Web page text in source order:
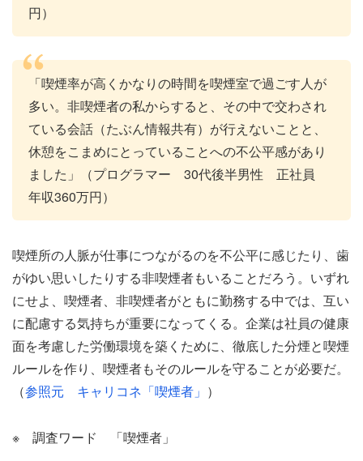
円）
「喫煙率が高くかなりの時間を喫煙室で過ごす人が
多い。非喫煙者の私からすると、その中で交わされ
ている会話（たぶん情報共有）が行えないことと、
休憩をこまめにとっていることへの不公平感があり
ました」（プログラマー 30代後半男性 正社員
年収360万円）
喫煙所の人脈が仕事につながるのを不公平に感じたり、歯
がゆい思いしたりする非喫煙者もいることだろう。いずれ
にせよ、喫煙者、非喫煙者がともに勤務する中では、互い
に配慮する気持ちが重要になってくる。企業は社員の健康
面を考慮した労働環境を築くために、徹底した分煙と喫煙
ルールを作り、喫煙者もそのルールを守ることが必要だ。
（参照元 キャリコネ「喫煙者」 ）
※ 調査ワード 「喫煙者」